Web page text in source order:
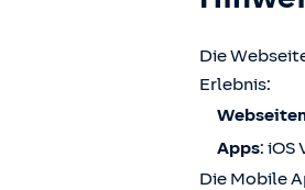
Die
Erlebnis:
Apps: iOS
Die Mobile